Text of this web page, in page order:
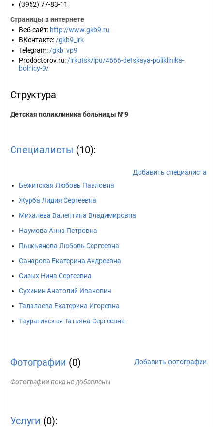
(3952) 77-83-11
Страницы в интернете
Веб-сайт: http://www.gkb9.ru
ВКонтакте: /gkb9_irk
Telegram: /gkb_vp9
Prodoctorov.ru: /irkutsk/lpu/4666-detskaya-poliklinika-
bolnicy-9/
Структура
Детская поликлиника больницы №9
Специалисты (10):
Добавить специалиста
Бежитская Любовь Павловна
Журба Лидия Сергеевна
Михалева Валентина Владимировна
Наумова Анна Петровна
Пыжьянова Любовь Сергеевна
Санарова Екатерина Андреевна
Сизых Нина Сергеевна
Сухинин Анатолий Иванович
Талалаева Екатерина Игоревна
Таурагинская Татьяна Сергеевна
Фотографии (0) Добавить фотографии
Фотографии пока не добавлены
Услуги (0):